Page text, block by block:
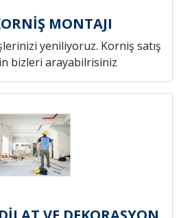
MONTAJI
yeniliyoruz. Korniş satış
bizleri arayabilrisiniz